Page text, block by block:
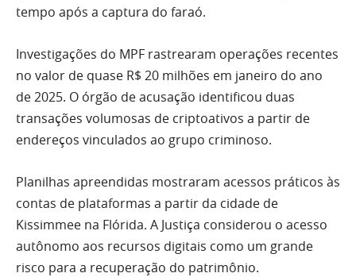
tempo após a captura do faraó.
Investigações do MPF rastrearam operações recentes
no valor de quase R$ 20 milhões em janeiro do ano
de 2025. O órgão de acusação identificou duas
transações volumosas de criptoativos a partir de
endereços vinculados ao grupo criminoso.
Planilhas apreendidas mostraram acessos práticos às
contas de plataformas a partir da cidade de
Kissimmee na Flórida. A Justiça considerou o acesso
autônomo aos recursos digitais como um grande
risco para a recuperação do patrimônio.